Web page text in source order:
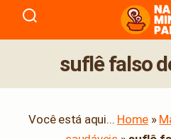
suflê falso
Você está aqui... Home »